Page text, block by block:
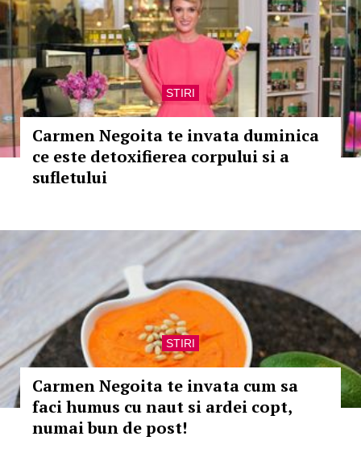
STIRI
Carmen Negoita te invata duminica
ce este detoxifierea corpului si a
sufletului
STIRI
Carmen Negoita te invata cum sa
faci humus cu naut si ardei copt,
numai bun de post!